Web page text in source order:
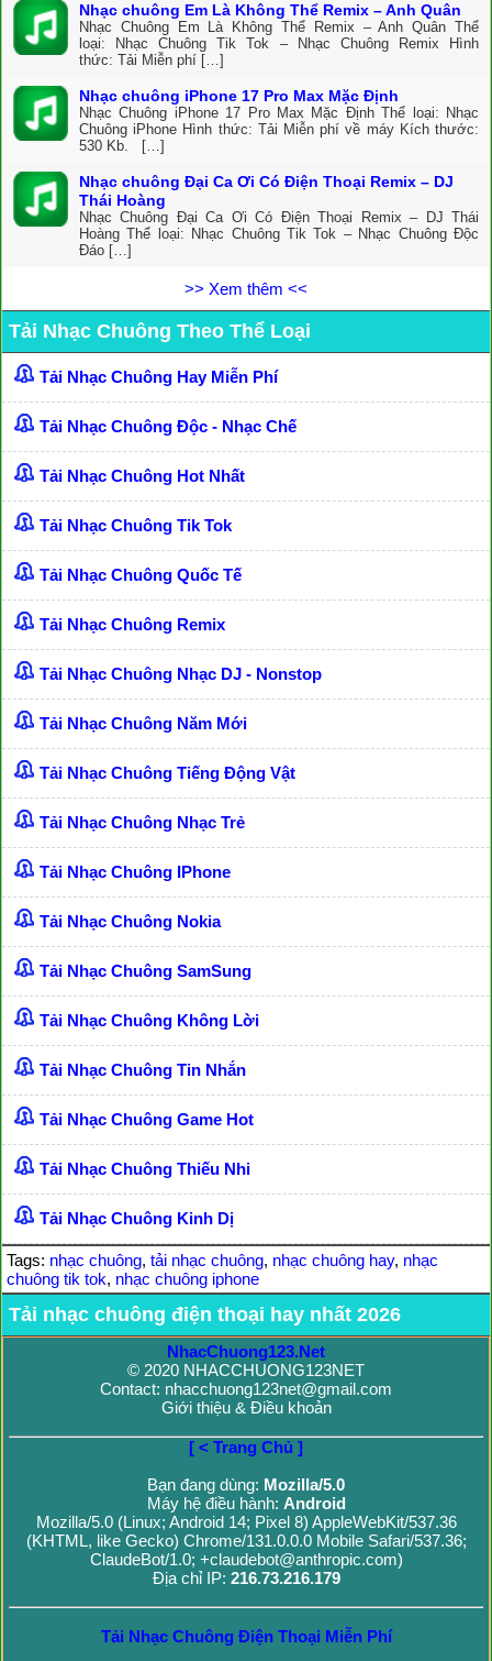
Nhạc chuông Em Là Không Thể Remix – Anh Quân
Nhạc Chuông Em Là Không Thể Remix – Anh Quân Thể
loại: Nhạc Chuông Tik Tok – Nhạc Chuông Remix Hình
thức: Tải Miễn phí […]
Nhạc chuông iPhone 17 Pro Max Mặc Định
Nhạc Chuông iPhone 17 Pro Max Mặc Định Thể loại: Nhạc
Chuông iPhone Hình thức: Tải Miễn phí về máy Kích thước:
530 Kb. […]
Nhạc chuông Đại Ca Ơi Có Điện Thoại Remix – DJ
Thái Hoàng
Nhạc Chuông Đại Ca Ơi Có Điện Thoại Remix – DJ Thái
Hoàng Thể loại: Nhạc Chuông Tik Tok – Nhạc Chuông Độc
Đáo […]
>> Xem thêm <<
Tải Nhạc Chuông Theo Thể Loại
Tải Nhạc Chuông Hay Miễn Phí
Tải Nhạc Chuông Độc - Nhạc Chế
Tải Nhạc Chuông Hot Nhất
Tải Nhạc Chuông Tik Tok
Tải Nhạc Chuông Quốc Tế
Tải Nhạc Chuông Remix
Tải Nhạc Chuông Nhạc DJ - Nonstop
Tải Nhạc Chuông Năm Mới
Tải Nhạc Chuông Tiếng Động Vật
Tải Nhạc Chuông Nhạc Trẻ
Tải Nhạc Chuông IPhone
Tải Nhạc Chuông Nokia
Tải Nhạc Chuông SamSung
Tải Nhạc Chuông Không Lời
Tải Nhạc Chuông Tin Nhắn
Tải Nhạc Chuông Game Hot
Tải Nhạc Chuông Thiếu Nhi
Tải Nhạc Chuông Kinh Dị
Tags: nhạc chuông, tải nhạc chuông, nhạc chuông hay, nhạc
chuông tik tok, nhạc chuông iphone
Tải nhạc chuông điện thoại hay nhất 2026
NhacChuong123.Net
© 2020 NHACCHUONG123NET
Contact: nhacchuong123net@gmail.com
Giới thiệu & Điều khoản
[ < Trang Chủ ]
Bạn đang dùng: Mozilla/5.0
Máy hệ điều hành: Android
Mozilla/5.0 (Linux; Android 14; Pixel 8) AppleWebKit/537.36
(KHTML, like Gecko) Chrome/131.0.0.0 Mobile Safari/537.36;
ClaudeBot/1.0; +claudebot@anthropic.com)
Địa chỉ IP: 216.73.216.179
Tải Nhạc Chuông Điện Thoại Miễn Phí